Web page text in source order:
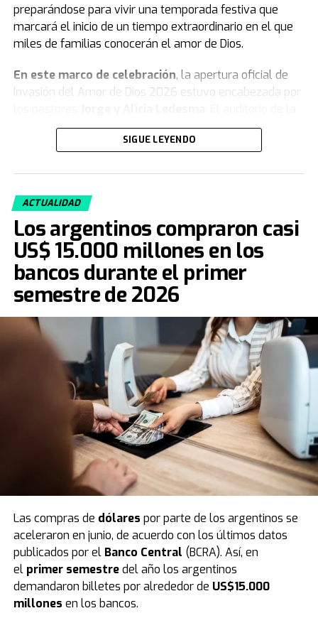
preparándose para vivir una temporada festiva que
marcará el inicio de un tiempo extraordinario en el que
miles de familias conocerán el amor de Dios.
En este marco de celebración, la apertura oficial de
Invasión del Amor de Dios 2026 estuvo encabezada por
congregación se vistió de un colorido extraordinario con
remeras, globos, banderas, gorras y vinchas
que está por venir.
Asimismo, con un ambiente festivo y alegre, los
miembros acompañaron cada momento de esta jornada
especial. Durante el evento, el público disfrutó de una
emotiva obra de teatro sobre la importancia de Invasión
en la vida de las personas, acompañada por carteles
coloridos, distintos muñecos gigantes caracterizados
danza de la Iglesia, cuyos vestuarios representaban a
los países donde se realiza el proyecto.Para culminar
la fiesta, la presentación cerró con un enérgico
videoclip con la temática de largada de Fórmula 1,
simbolizando el gran arranque de esta temporada.
En este sentido, tras el evento de este fin de semana,
en los próximos días las calles de la ciudad se vestirán
de fiesta e ilusión. Bajo la consigna de llevar respuestas
y contención espiritual a cada hogar, los miembros de la
SIGUE LEYENDO
ACTUALIDAD
Los argentinos compraron casi
US$ 15.000 millones en los
bancos durante el primer
semestre de 2026
Las compras de dólares por parte de los argentinos se
aceleraron en junio, de acuerdo con los últimos datos
publicados por el Banco Central (BCRA). Así, en
el primer semestredel año los argentinos
demandaron billetes por alrededor de US$15.000
millones en los bancos.